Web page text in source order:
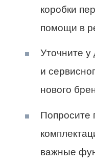
коробки
помощи в
Уточните у
и
нового
Попросите
важные